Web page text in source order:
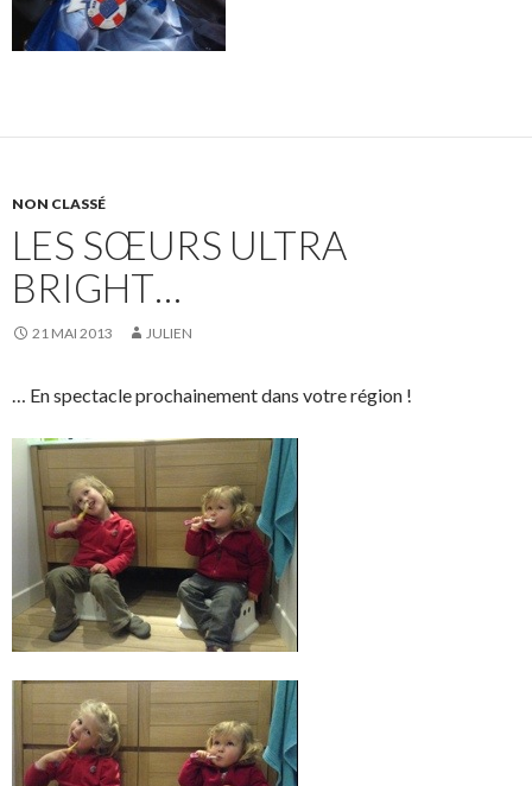
NON CLASSÉ
LES SŒURS ULTRA
BRIGHT…
21 MAI 2013 JULIEN
… En spectacle prochainement dans votre région !